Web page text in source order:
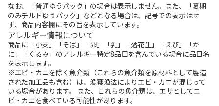
なお、「普通ゆうパック」の場合は表示しません。また、「夏期
のみチルドゆうパック」などとなる場合は、記号での表示はせ
ず、商品内容欄にその旨を表示しています。
アレルギー情報について
商品に「小麦」「そば」「卵」「乳」「落花生」「えび」「か
に」「くるみ」のアレルギー特定8品目を含んでいる場合に品目名
を表示します。
※エビ・カニを除く魚介類（これらの魚介類を原材料として製造
された加工品も含む）は、漁獲漁法によりエビ・カニが混じって
いる場合があります。 また、これらの魚介類は、エサとしてエ
ビ・カニを食べている可能性があります。